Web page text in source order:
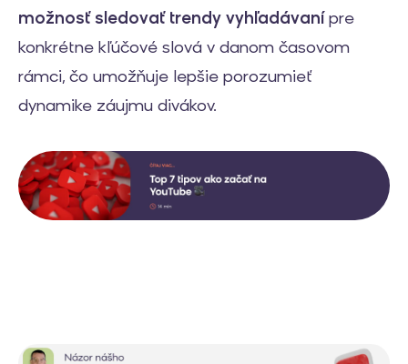
možnosť sledovať trendy vyhľadávaní pre
konkrétne kľúčové slová v danom časovom
rámci, čo umožňuje lepšie porozumieť
dynamike záujmu divákov.